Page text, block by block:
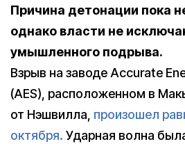
Причина детонации пока
однако власти не
умышленного подрыва.
Взрыв на заводе Accurate
(AES), расположенном в
от Нэшвилла, произошел
октября. Ударная волна